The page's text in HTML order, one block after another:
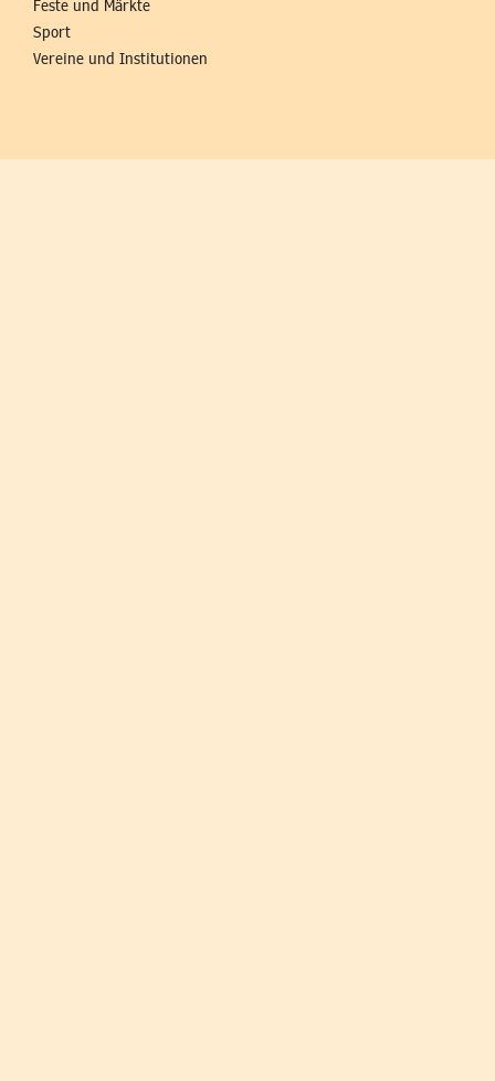
Feste und Märkte
Sport
Vereine und Institutionen